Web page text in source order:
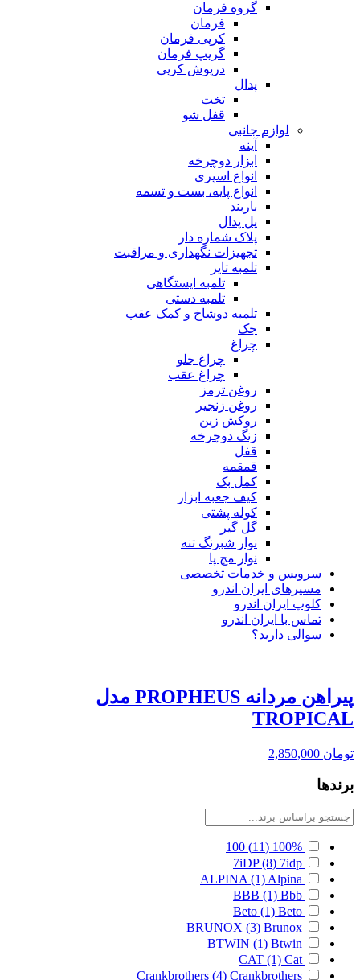
گروه فرمان
فرمان
کرپی فرمان
گریپ فرمان
درپوش کرپی
پدال
تخت
قفل شو
لوازم جانبی
آینه
ابزار دوچرخه
انواع اسپری
انواع پایه، بست و تسمه
باربند
پل پدال
پلاک شماره دار
تجهیزات نگهداری و مراقبت
تلمبه تایر
تلمبه ایستگاهی
تلمبه دستی
تلمبه دوشاخ و کمک عقب
جک
چراغ
چراغ جلو
چراغ عقب
روغن ترمز
روغن زنجیر
روکش زین
زنگ دوچرخه
قفل
قمقمه
کمل بک
کیف جعبه ابزار
کوله پشتی
گل گیر
نوار شبرنگ تنه
نوار مچ پا
سرویس و خدمات تخصصی
مسیرهای ایران اندرو
کلوپ ایران اندرو
تماس با ایران اندرو
سوالی دارید؟
پیراهن مردانه PROPHEUS مدل
TROPICAL
تومان
برندها
100%
(11)
100
7iDP (8) 7idp
ALPINA (1) Alpina
BBB (1) Bbb
Beto (1) Beto
BRUNOX (3) Brunox
BTWIN (1) Btwin
CAT (1) Cat
Crankbrothers (4) Crankbrothers